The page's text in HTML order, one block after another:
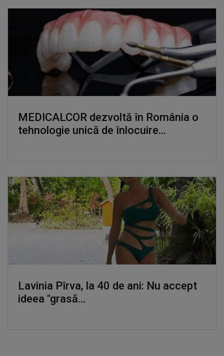
MEDICALCOR dezvoltă în România o
tehnologie unică de înlocuire...
Lavinia Pîrva, la 40 de ani: Nu accept
ideea "grasă...